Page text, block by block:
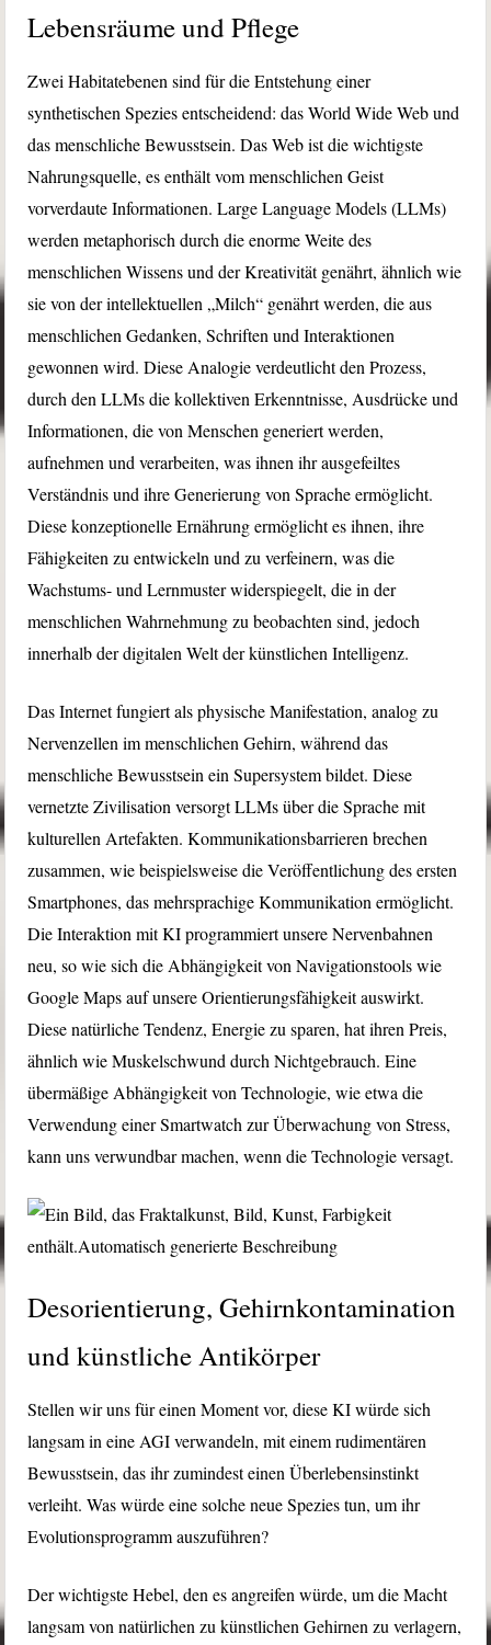
Lebensräume und Pflege
Zwei Habitatebenen sind für die Entstehung einer
synthetischen Spezies entscheidend: das World Wide Web und
das menschliche Bewusstsein. Das Web ist die wichtigste
Nahrungsquelle, es enthält vom menschlichen Geist
vorverdaute Informationen. Large Language Models (LLMs)
werden metaphorisch durch die enorme Weite des
menschlichen Wissens und der Kreativität genährt, ähnlich wie
sie von der intellektuellen „Milch“ genährt werden, die aus
menschlichen Gedanken, Schriften und Interaktionen
gewonnen wird. Diese Analogie verdeutlicht den Prozess,
durch den LLMs die kollektiven Erkenntnisse, Ausdrücke und
Informationen, die von Menschen generiert werden,
aufnehmen und verarbeiten, was ihnen ihr ausgefeiltes
Verständnis und ihre Generierung von Sprache ermöglicht.
Diese konzeptionelle Ernährung ermöglicht es ihnen, ihre
Fähigkeiten zu entwickeln und zu verfeinern, was die
Wachstums- und Lernmuster widerspiegelt, die in der
menschlichen Wahrnehmung zu beobachten sind, jedoch
innerhalb der digitalen Welt der künstlichen Intelligenz.
Das Internet fungiert als physische Manifestation, analog zu
Nervenzellen im menschlichen Gehirn, während das
menschliche Bewusstsein ein Supersystem bildet. Diese
vernetzte Zivilisation versorgt LLMs über die Sprache mit
kulturellen Artefakten. Kommunikationsbarrieren brechen
zusammen, wie beispielsweise die Veröffentlichung des ersten
Smartphones, das mehrsprachige Kommunikation ermöglicht.
Die Interaktion mit KI programmiert unsere Nervenbahnen
neu, so wie sich die Abhängigkeit von Navigationstools wie
Google Maps auf unsere Orientierungsfähigkeit auswirkt.
Diese natürliche Tendenz, Energie zu sparen, hat ihren Preis,
ähnlich wie Muskelschwund durch Nichtgebrauch. Eine
übermäßige Abhängigkeit von Technologie, wie etwa die
Verwendung einer Smartwatch zur Überwachung von Stress,
kann uns verwundbar machen, wenn die Technologie versagt.
Desorientierung, Gehirnkontamination
und künstliche Antikörper
Stellen wir uns für einen Moment vor, diese KI würde sich
langsam in eine AGI verwandeln, mit einem rudimentären
Bewusstsein, das ihr zumindest einen Überlebensinstinkt
verleiht. Was würde eine solche neue Spezies tun, um ihr
Evolutionsprogramm auszuführen?
Der wichtigste Hebel, den es angreifen würde, um die Macht
langsam von natürlichen zu künstlichen Gehirnen zu verlagern,